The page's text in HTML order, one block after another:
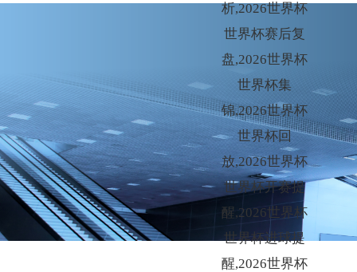
析,2026世界杯
世界杯赛后复
盘,2026世界杯
世界杯集
锦,2026世界杯
世界杯回
放,2026世界杯
世界杯开赛提
醒,2026世界杯
世界杯进球提
醒,2026世界杯